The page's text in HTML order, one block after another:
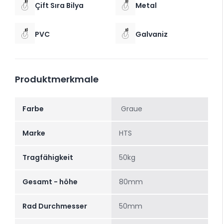
Çift Sıra Bilya Metal
PVC Galvaniz
Produktmerkmale
Farbe Graue
Marke HTS
Tragfähigkeit 50kg
Gesamt - höhe 80mm
Rad Durchmesser 50mm